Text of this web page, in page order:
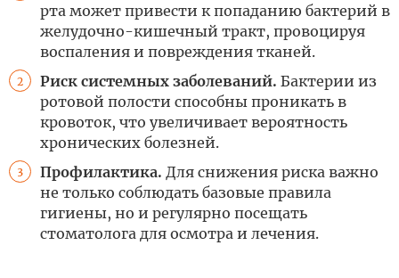
рта может привести к попаданию бактерий в
желудочно-кишечный тракт, провоцируя
воспаления и повреждения тканей.
2 Риск системных заболеваний. Бактерии из
ротовой полости способны проникать в
кровоток, что увеличивает вероятность
хронических болезней.
3 Профилактика. Для снижения риска важно
не только соблюдать базовые правила
гигиены, но и регулярно посещать
стоматолога для осмотра и лечения.